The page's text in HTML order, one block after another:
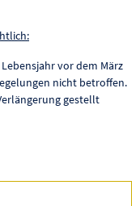
vor dem März
nicht betroffen.
gestellt